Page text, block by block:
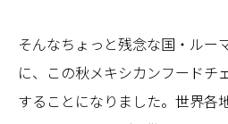
そんなちょっと残念な国・ルー
に、この秋メキシカンフードチ
することになりました。世界各